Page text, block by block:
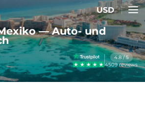
USD
— Auto- und
4.8 / 5
4509 reviews